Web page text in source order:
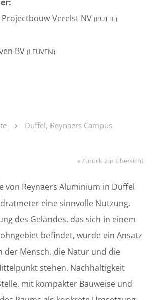
Verelst NV (PUTTE)
BV (LEUVEN)
Duffel, Reynaers Campus
« Zurück zur Übersicht
von Reynaers Aluminium in Duffel
eine sinnvolle Nutzung.
des Geländes, das sich in einem
befindet, wurde ein Ansatz
der Mensch, die Natur und die
stehen. Nachhaltigkeit
mit kompakter Bauweise und